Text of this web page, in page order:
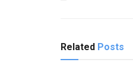
Related Posts